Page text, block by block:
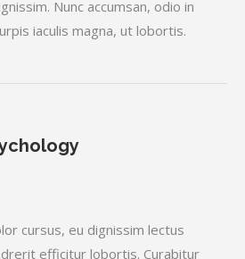
Nunc accumsan, odio in
iaculis magna, ut lobortis.
cursus, eu dignissim lectus
efficitur lobortis. Curabitur